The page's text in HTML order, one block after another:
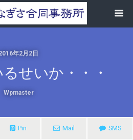
年2月2日
せいか・・・
Wpmaster
Pin Mail SMS